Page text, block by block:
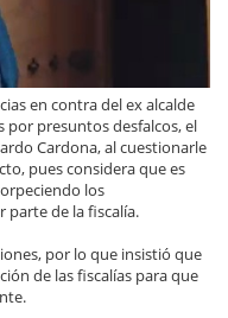
en contra del ex alcalde
por presuntos desfalcos, el
Cardona, al cuestionarle
pues considera que es
los
parte de la fiscalía.
por lo que insistió que
de las fiscalías para que